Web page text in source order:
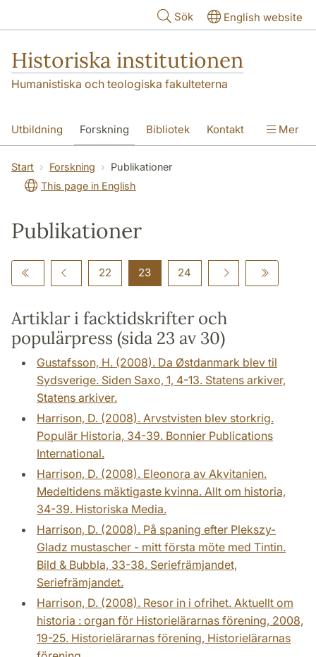
Sök English website
Historiska institutionen
Humanistiska och teologiska fakulteterna
Utbildning Forskning Bibliotek Kontakt
Om institutionen
Mer
Start Forskning
Publikationer
This page in English
Publikationer
22 23 24
Artiklar i facktidskrifter och
populärpress (sida 23 av 30)
Gustafsson, H. (2008). Da Østdanmark blev til
Sydsverige. Siden Saxo, 1, 4-13. Statens arkiver,
Statens arkiver.
Harrison, D. (2008). Arvstvisten blev storkrig.
Populär Historia, 34-39. Bonnier Publications
International.
Harrison, D. (2008). Eleonora av Akvitanien.
Medeltidens mäktigaste kvinna. Allt om historia,
34-39. Historiska Media.
Harrison, D. (2008). På spaning efter Plekszy-
Gladz mustascher - mitt första möte med Tintin.
Bild & Bubbla, 33-38. Seriefrämjandet,
Seriefrämjandet.
Harrison, D. (2008). Resor in i ofrihet. Aktuellt om
historia : organ för Historielärarnas förening, 2008,
19-25. Historielärarnas förening, Historielärarnas